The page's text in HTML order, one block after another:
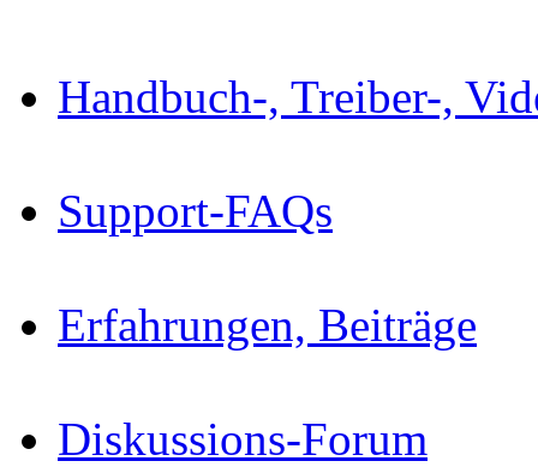
Handbuch-, Treiber-,
Support-FAQs
Erfahrungen, Beiträge
Diskussions-Forum